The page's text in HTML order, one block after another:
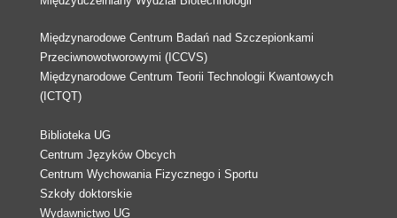
Międzynarodowe Centrum Badań nad Szczepionkami
Przeciwnowotworowymi (ICCVS)
Międzynarodowe Centrum Teorii Technologii Kwantowych
(ICTQT)
Biblioteka UG
Centrum Języków Obcych
Centrum Wychowania Fizycznego i Sportu
Szkoły doktorskie
Wydawnictwo UG